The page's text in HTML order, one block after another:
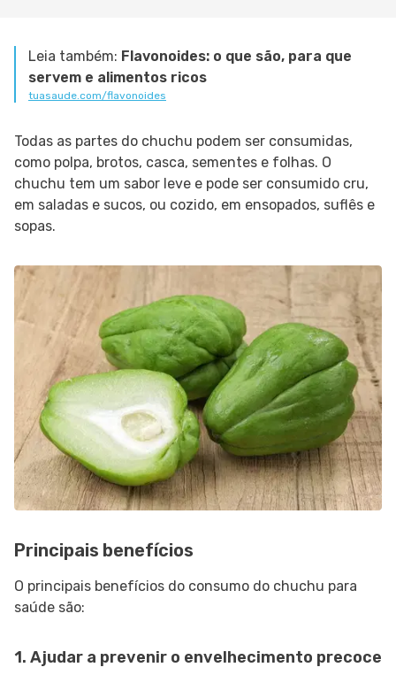
Leia também: Flavonoides: o que são, para que
servem e alimentos ricos
tuasaude.com/flavonoides
Todas as partes do chuchu podem ser consumidas,
como polpa, brotos, casca, sementes e folhas. O
chuchu tem um sabor leve e pode ser consumido cru,
em saladas e sucos, ou cozido, em ensopados, suflês e
sopas.
Principais benefícios
O principais benefícios do consumo do chuchu para
saúde são:
1. Ajudar a prevenir o envelhecimento precoce